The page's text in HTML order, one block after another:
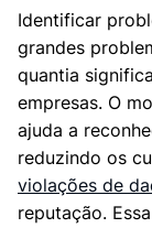
Identificar
grandes
quantia
empresas. O
ajuda a
reduzindo os
violações de
reputação.